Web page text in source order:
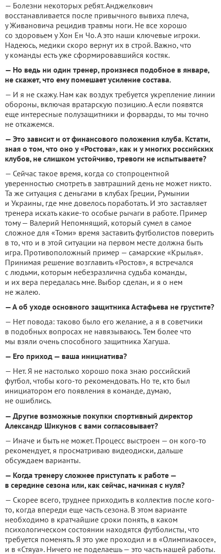
— Болезни некоторых ребят. Анджелкович
восстанавливается после привычного вывиха плеча,
у Живановича рецидив травмы ноги. Не все хорошо
со здоровьем у Хон Ен Чо. А это наши ключевые игроки.
Надеюсь, медики скоро вернут их в строй. Важно, что
у команды есть уже сформировавшийся костяк.
— Но ведь ни один тренер, произнеся подобное в январе,
не скажет, что ему помешает усиление состава.
— И я не скажу. Нам как воздух требуется укрепление линии
обороны, включая вратарскую позицию. А если появятся
еще интересные полузащитники и форварды, то мы точно
не откажемся.
— Это зависит и от финансового положения клуба. Кстати,
зная о том, что оно у «Ростова», как и у многих российских
клубов, не слишком устойчиво, тревоги не испытываете?
— Сейчас такое время, когда со стопроцентной
уверенностью смотреть в завтрашний день не может никто.
Та же ситуация с деньгами в клубах Греции, Румынии
и Украины, где мне довелось поработать. И это заставляет
тренера искать какие-то особые рычаги в работе. Пример
тому — Валерий Непомнящий, который сумел в самое
сложное для «Томи» время заставить футболистов поверить
в то, что и в этой ситуации на первом месте должна быть
игра. Противоположный пример — самарские «Крылья».
Принимая решение возглавить «Ростов», я встречался
с людьми, которым небезразлична судьба команды,
и их вера передалась мне. Выбор сделан, и я о нем
не жалею.
— А об уходе основного защитника Астафьева не грустите?
— Нет повода: таково было его желание, а я в советчики
в подобных вопросах не навязываюсь. Тем более что
мы взяли очень способного защитника Хагуша.
— Его приход — ваша инициатива?
— Нет. Я не настолько хорошо пока знаю российский
футбол, чтобы кого-то рекомендовать. Но те, кто был
инициатором его появления в команде, думаю,
не ошиблись.
— Другие возможные покупки спортивный директор
Александр Шикунов с вами согласовывает?
— Иначе и быть не может. Процесс выстроен — он кого-то
рекомендует, я просматриваю видеодиски, дальше
обсуждаем варианты.
— Когда тренеру сложнее приступать к работе —
в середине сезона или, как сейчас, начиная с нуля?
— Скорее всего, труднее приходить в коллектив после кого-
то, когда впереди еще часть сезона. В этом варианте
необходимо в кратчайшие сроки понять, в каком
психологическом состоянии находятся футболисты, что
требуется поменять. Я это уже проходил и в «Олимпиакосе»,
и в «Стяуа». Ничего не поделаешь — это часть нашей работы.